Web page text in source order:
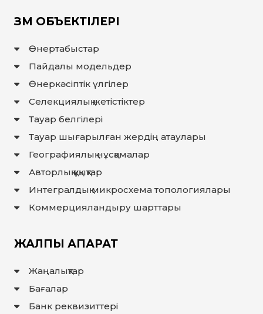
ЗМ ОБЪЕКТІЛЕРІ
Өнертабыстар
Пайдалы модельдер
Өнеркәсіптік үлгілер
Селекциялық жетістіктер
Тауар белгілері
Тауар шығарылған жердiң атаулары
Географиялық нұсқамалар
Авторлық құқықтар
Интегралдық микросхема топологиялары
Коммерцияландыру шарттары
ЖАЛПЫ АҚПАРАТ
Жаңалықтар
Бағалар
Банк реквизиттері